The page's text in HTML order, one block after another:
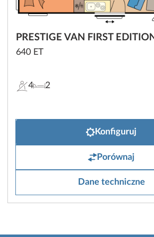
PRESTIGE VAN FIRST
640 ET
4 2
Konfiguruj
Porównaj
Dane techniczne